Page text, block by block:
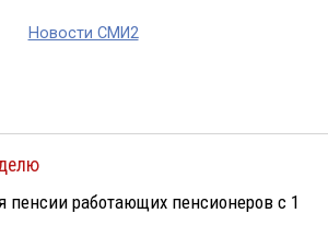
Новости СМИ2
пенсии работающих пенсионеров с 1